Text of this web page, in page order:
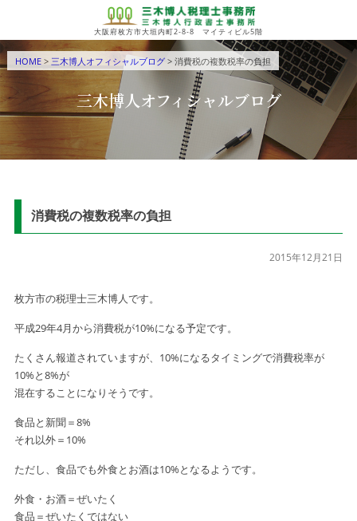
大阪府枚方市大垣内町2-8-8 マイティビル5階
HOME> 三木博人オフィシャルブログ> 消費税の複数税率の負担
三木博人オフィシャルブログ
消費税の複数税率の負担
2015年12月21日
枚方市の税理士三木博人です。
平成29年4月から消費税が10%になる予定です。
たくさん報道されていますが、10%になるタイミングで消費税率が
10%と8%が
混在することになりそうです。
食品と新聞＝8%
それ以外＝10%
ただし、食品でも外食とお酒は10%となるようです。
外食・お酒＝ぜいたく
食品＝ぜいたくではない